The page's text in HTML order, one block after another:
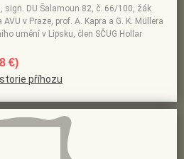
sign. DU Šalamoun 82, č. 66/100, žák
v Praze, prof. A. Kapra a G. K. Müllera
umění v Lipsku, člen SČUG Hollar
€)
příhozu